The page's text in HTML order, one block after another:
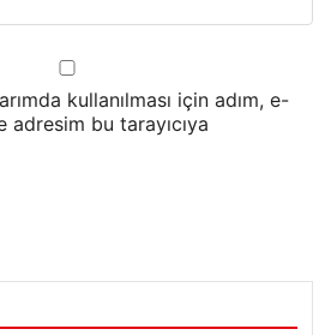
kullanılması için adım, e-
bu tarayıcıya